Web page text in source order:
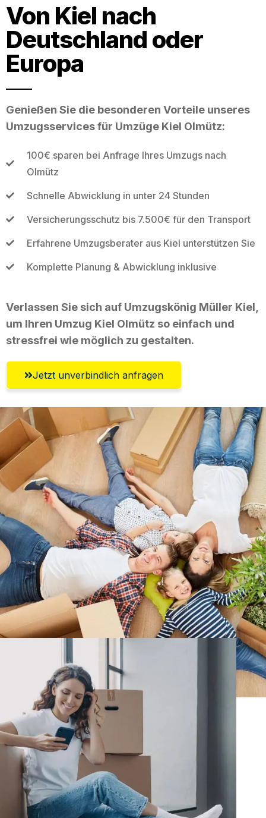
Von Kiel nach
Deutschland oder
Europa
Genießen Sie die besonderen Vorteile unseres
Umzugsservices für Umzüge Kiel Olmütz:
100€ sparen bei Anfrage Ihres Umzugs nach
Olmütz
Schnelle Abwicklung in unter 24 Stunden
Versicherungsschutz bis 7.500€ für den Transport
Erfahrene Umzugsberater aus Kiel unterstützen Sie
Komplette Planung & Abwicklung inklusive
Verlassen Sie sich auf Umzugskönig Müller Kiel,
um Ihren Umzug Kiel Olmütz so einfach und
stressfrei wie möglich zu gestalten.
Jetzt unverbindlich anfragen